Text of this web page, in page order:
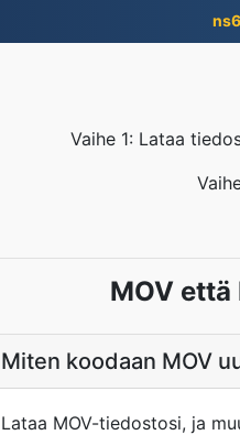
Vaihe 1: Lataa
MOV
Miten koodaan MOV
Lataa MOV-tiedostosi, ja